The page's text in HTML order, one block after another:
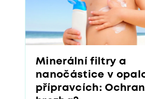
Minerální filtry a
nanočástice v
přípravcích: